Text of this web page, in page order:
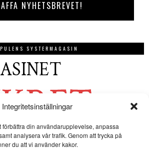
Integritetsinställningar
förbättra din användarupplevelse, anpassa
analysera vår trafik. Genom att trycka på
du att vi använder kakor.
SYSTERMAGASIN